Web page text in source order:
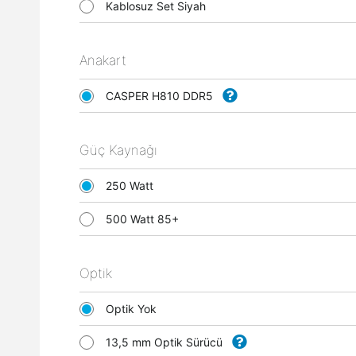
Kablosuz Set Siyah
Anakart
CASPER H810 DDR5
Güç Kaynağı
250 Watt
500 Watt 85+
Optik
Optik Yok
13,5 mm Optik Sürücü